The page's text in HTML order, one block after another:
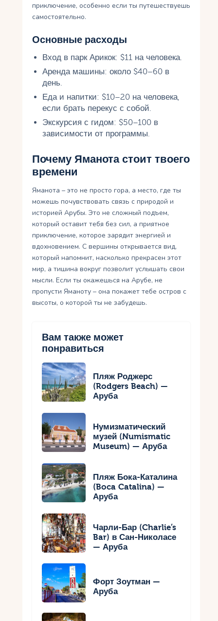
приключение, особенно если ты путешествуешь
самостоятельно.
Основные расходы
Вход в парк Арикок: $11 на человека.
Аренда машины: около $40–60 в
день.
Еда и напитки: $10–20 на человека,
если брать перекус с собой.
Экскурсия с гидом: $50–100 в
зависимости от программы.
Почему Яманота стоит твоего
времени
Яманота – это не просто гора, а место, где ты
можешь почувствовать связь с природой и
историей Арубы. Это не сложный подъем,
который оставит тебя без сил, а приятное
приключение, которое зарядит энергией и
вдохновением. С вершины открывается вид,
который напомнит, насколько прекрасен этот
мир, а тишина вокруг позволит услышать свои
мысли. Если ты окажешься на Арубе, не
пропусти Яманоту – она покажет тебе остров с
высоты, о которой ты не забудешь.
Вам также может
понравиться
Пляж Роджерс
(Rodgers Beach) —
Аруба
Нумизматический
музей (Numismatic
Museum) — Аруба
Пляж Бока-Каталина
(Boca Catalina) —
Аруба
Чарли-Бар (Charlie’s
Bar) в Сан-Николасе
— Аруба
Форт Зоутман —
Аруба